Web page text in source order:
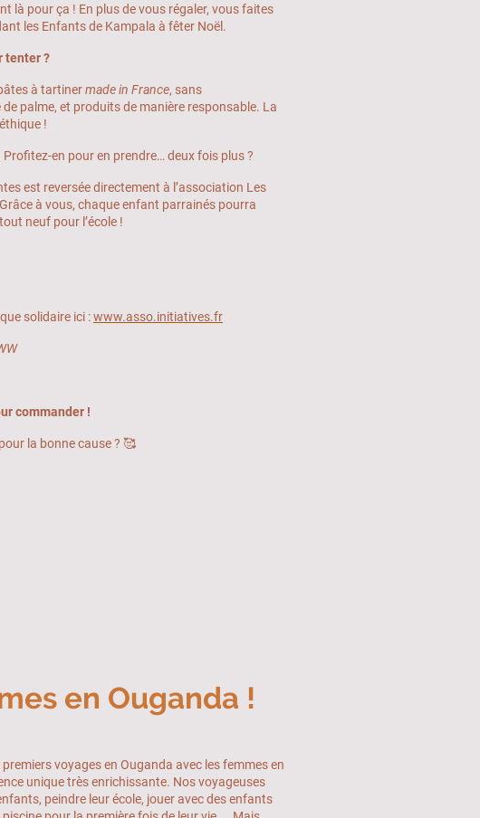
là pour ça ! En plus de vous régaler, vous faites
les Enfants de Kampala à fêter Noël.
tenter ?
à tartinermade in France, sans
palme, et produits de manière responsable. La
!
Profitez-en pour en prendre… deux fois plus ?
est reversée directement à l’association Les
à vous, chaque enfant parrainés pourra
neuf pour l’école !
solidaire ici :www.asso.initiatives.fr
commander !
la bonne cause ? 🥰
en Ouganda !
voyages en Ouganda avec les femmes en
unique très enrichissante. Nos voyageuses
peindre leur école, jouer avec des enfants